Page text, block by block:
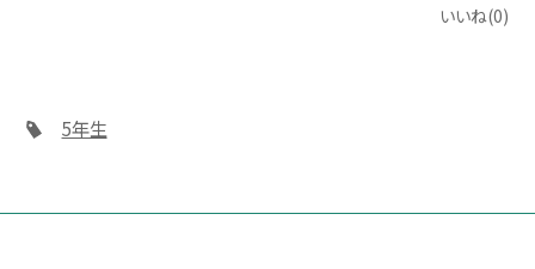
いいね(0)
5年生